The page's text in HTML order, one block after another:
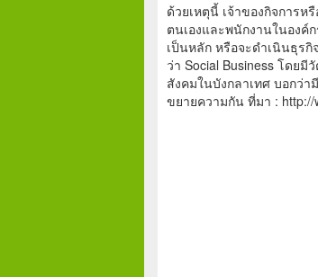
ด้วยเหตุนี้ เจ้าของกิจการห
ตนเองและพนักงานในองค์
เป็นหลัก หรือจะดำเนินธุร
ว่า Social Business โดย
สังคมในบังกลาเทศ บอกว่า
ขยายความกัน ที่มา : http://